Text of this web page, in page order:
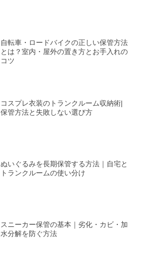
自転車・ロードバイクの正しい保管方法
とは？室内・屋外の置き方とお手入れの
コツ
コスプレ衣装のトランクルーム収納術|
保管方法と失敗しない選び方
ぬいぐるみを長期保管する方法｜自宅と
トランクルームの使い分け
スニーカー保管の基本｜劣化・カビ・加
水分解を防ぐ方法